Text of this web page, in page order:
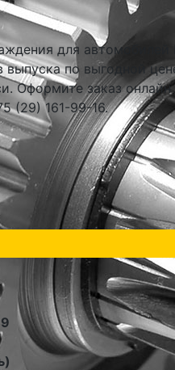
для автомобилей
выпуска по выгодной
Оформите заказ
(29) 161-99-16.